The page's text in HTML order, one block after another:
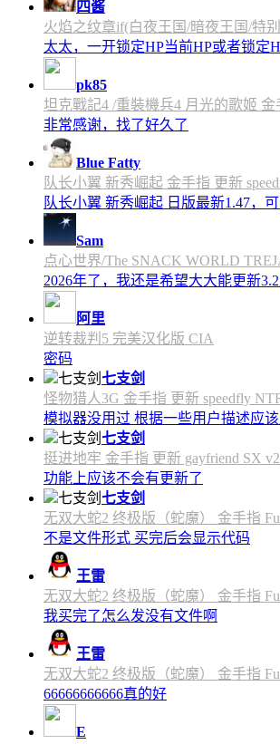
四酱
火焰之纹章if(白夜王国/暗夜王国/特
太太，一开锁定HP当前HP或者锁定
pk85
坦克戰記4 /重裝機兵4 月光的歌姬 金
非常感谢，找了好久了
Blue Fatty
队长小翼 新秀崛起 金手指 更新
队长小翼 新秀崛起 日版最新1.47，
Sam
点心世界/The SNACK WORLD
2026年了，我还是希望大大能更新
阿里
逆转裁判5 完美汉化版 CIA
密码
七支剑
怪物猎人3G 金手指 更新 speedfly
模拟器没用过 根据一些用户描述应
七支剑
挺进地牢 金手指 更新 gayfriend SX
功能上应该不会有更新了
七支剑
无双大蛇2 终极版（蛇魔） 金手指
不是文件形式 买完后会显示代码
王雷
无双大蛇2 终极版（蛇魔） 金手指
我买完了怎么发没有文件啊
王雷
无双大蛇2 终极版（蛇魔） 金手指
66666666666真的好
E